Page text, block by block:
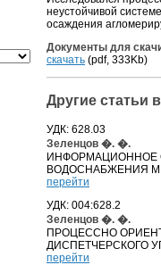
неустойчивой
осаждения
Документы для
скачать (pdf, 333Kb)
Другие статьи
УДК: 628.03
Зеленцов �. �.
ИНФОРМАЦИОННОЕ
ВОДОСНАБЖЕНИЯ
перейти
УДК: 004:628.2
Зеленцов �. �.
ПРОЦЕССНО
ДИСПЕТЧЕРСКОГО
перейти